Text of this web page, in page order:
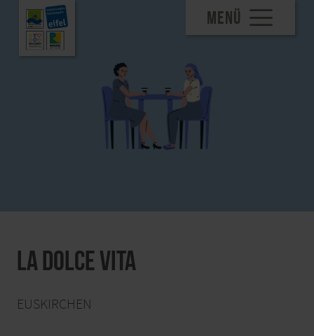
MENÜ
La Dolce Vita
EUSKIRCHEN